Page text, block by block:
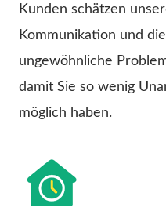
Kunden schätzen
Kommunikation und
ungewöhnliche
damit Sie so wenig
möglich haben.